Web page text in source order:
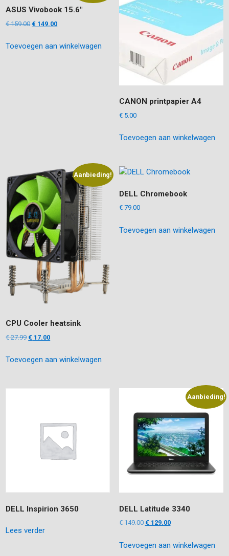
ASUS Vivobook 15.6″
€159.00 Oorspronkelijke
was:
€ 149.00Huidige
is:
Toevoegen aan winkelwagen
CANON printpapier A4
€5.00
Toevoegen aan winkelwagen
Aanbieding!
CPU Cooler heatsink
€27.99 Oorspronkelijke
was:
€ 17.00Huidige
is:
Toevoegen aan winkelwagen
DELL Chromebook
€79.00
Toevoegen aan winkelwagen
DELL Inspirion 3650
Lees verder
Aanbieding!
DELL Latitude 3340
€149.00 Oorspronkelijke
was:
€ 129.00Huidige
is:
Toevoegen aan winkelwagen